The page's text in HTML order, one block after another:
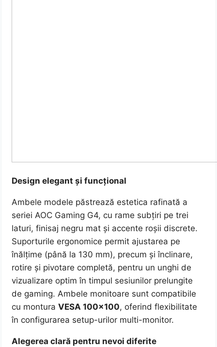
Design elegant și funcțional
Ambele modele păstrează estetica rafinată a
seriei AOC Gaming G4, cu rame subțiri pe trei
laturi, finisaj negru mat și accente roșii discrete.
Suporturile ergonomice permit ajustarea pe
înălțime (până la 130 mm), precum și înclinare,
rotire și pivotare completă, pentru un unghi de
vizualizare optim în timpul sesiunilor prelungite
de gaming. Ambele monitoare sunt compatibile
cu monturaVESA 100×100, oferind flexibilitate
în configurarea setup-urilor multi-monitor.
Alegerea clară pentru nevoi diferite